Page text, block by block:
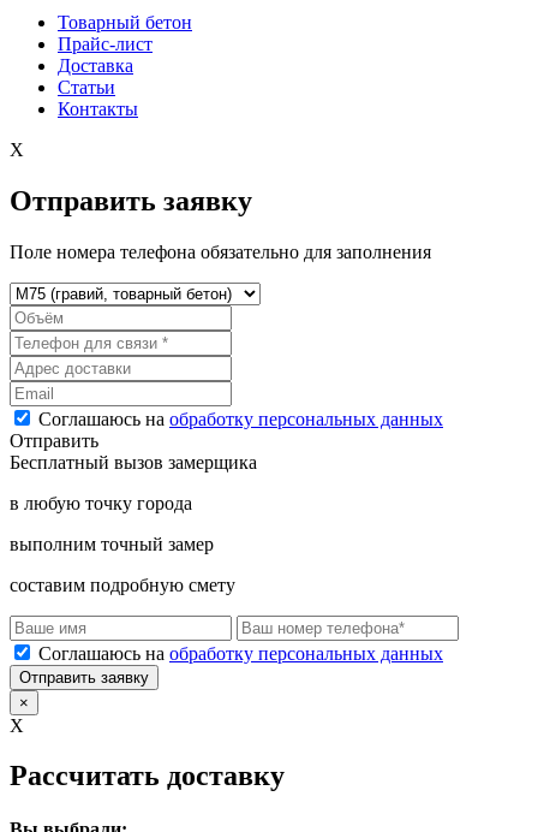
Товарный бетон
Прайс-лист
Доставка
Статьи
Контакты
X
Отправить заявку
Поле номера телефона обязательно для заполнения
Соглашаюсь на обработку персональных данных
Отправить
Бесплатный вызов замерщика
в любую точку города
выполним точный замер
составим подробную смету
Соглашаюсь на обработку персональных данных
Отправить заявку
×
X
Рассчитать доставку